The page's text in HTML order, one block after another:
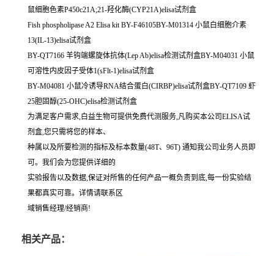
鼠细胞色素P450c21A;21-羟化酶(CYP21A)elisa试剂盒
Fish phospholipase A2 Elisa kit BY-F46105BY-M01314 小鼠白细胞介素
13(IL-13)elisa试剂盒
BY-QT7166 羊钩端螺旋体抗体(Lep Ab)elisa检测试剂盒BY-M04031 小鼠
可溶性内皮因子受体1(sFlt-1)elisa试剂盒
BY-M04081 小鼠冷诱导RNA结合蛋白(CIRBP)elisa试剂盒BY-QT7109 虾
25胆固醇(25-OHC)elisa检测试剂盒
为满足客户需求,白益生物可提供免费代测服务,凡购买本公司ELISA试
剂盒,您只需将您的样本、
种属以及所要检测的指标及标本数量(48T、96T) 通知我公司业务人员即
可。我们会为您提供详细的
实验报告以及数据,保证对所售的任何产品一概负责到底,每一份实验结
果都真实可靠。详情请联系区
域销售经理/经销商!
相关产品：